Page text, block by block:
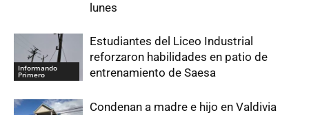
lunes
Informando
Primero
Estudiantes del Liceo Industrial
reforzaron habilidades en patio de
entrenamiento de Saesa
Condenan a madre e hijo en Valdivia